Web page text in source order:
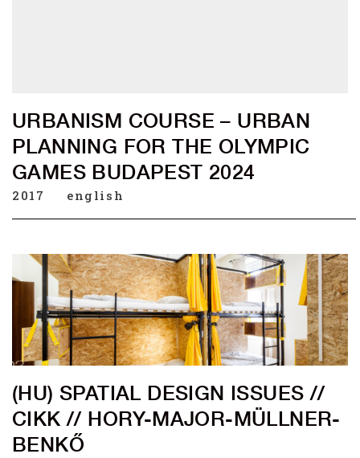
URBANISM COURSE – URBAN
PLANNING FOR THE OLYMPIC
GAMES BUDAPEST 2024
2017 english
(HU) SPATIAL DESIGN ISSUES //
CIKK // HORY-MAJOR-MÜLLNER-
BENKŐ